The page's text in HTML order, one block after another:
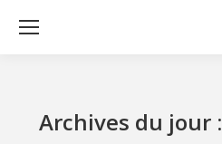
Archives du jour :